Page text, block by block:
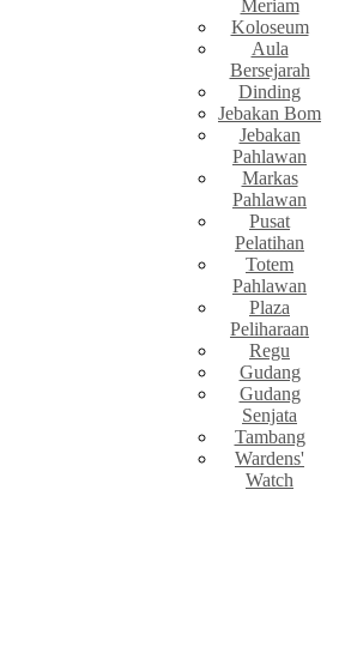
Meriam
Koloseum
Aula
Bersejarah
Dinding
Jebakan Bom
Jebakan
Pahlawan
Markas
Pahlawan
Pusat
Pelatihan
Totem
Pahlawan
Plaza
Peliharaan
Regu
Gudang
Gudang
Senjata
Tambang
Wardens'
Watch